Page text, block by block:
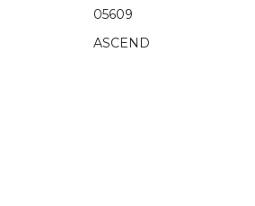
05609
ASCEND